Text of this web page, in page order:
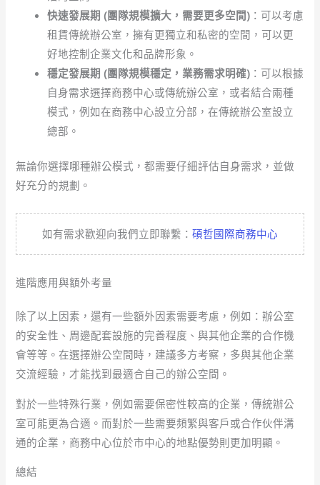
快速發展期 (團隊規模擴大，需要更多空間) ：可以考慮
租賃傳統辦公室，擁有更獨立和私密的空間，可以更
好地控制企業文化和品牌形象。
穩定發展期 (團隊規模穩定，業務需求明確) ：可以根據
自身需求選擇商務中心或傳統辦公室，或者結合兩種
模式，例如在商務中心設立分部，在傳統辦公室設立
總部。
無論你選擇哪種辦公模式，都需要仔細評估自身需求，並做
好充分的規劃。
如有需求歡迎向我們立即聯繫： 碩哲國際商務中心
進階應用與額外考量
除了以上因素，還有一些額外因素需要考慮，例如：辦公室
的安全性、周邊配套設施的完善程度、與其他企業的合作機
會等等。在選擇辦公空間時，建議多方考察，多與其他企業
交流經驗，才能找到最適合自己的辦公空間。
對於一些特殊行業，例如需要保密性較高的企業，傳統辦公
室可能更為合適。而對於一些需要頻繁與客戶或合作伙伴溝
通的企業，商務中心位於市中心的地點優勢則更加明顯。
總結